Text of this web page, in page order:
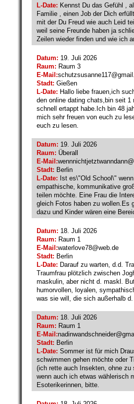
L-Date: Kennst Du das Gefühl ,
Familie , einen Job der Dich
mit der Du Freud wie auch Leid
weil seine Freunde haben ja
Zeilen wieder finden und wie ich
Datum: 19. Juli 2026
Raum: Raum 3
E-Mail:schutzsusanne117@
Stadt: Gießen
L-Date: Hallo liebe frauen,ich
den online dating chats,bin seit 1
schnell ertappt habe.Ich bin 48
mich sehr freuen von euch zu
euch zu lesen.
Datum: 19. Juli 2026
Raum: Überall
E-Mail:wennnichtjetztwanndann@
Stadt: Berlin
L-Date: Ist es\"Old School\"
empathische, kommunikative
teilen möchte. Eine Frau die
gleich Fotos haben zu wollen.Es
dazu und Kinder wären eine
Datum: 18. Juli 2026
Raum: Raum 1
E-Mail:waterlove78@web.de
Stadt: Berlin
L-Date: Darauf zu warten, d.d.
Traumfrau plötzlich zwischen
maskulin, aber nicht d. maskl.
humorvollen, loyalen,
was sie will, die sich außerhalb
Datum: 18. Juli 2026
Raum: Raum 1
E-Mail:nadinwandschneider@
Stadt: Berlin
L-Date: Sommer ist für mich
schwimmen gehen möchte oder
(ich rette auch Insekten, ohne zu
wenn auch ich etwas wählerisch
Esoterikerinnen, bitte.